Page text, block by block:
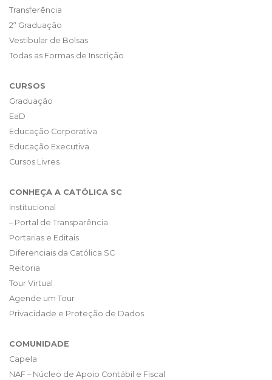
Transferência
2ª Graduação
Vestibular de Bolsas
Todas as Formas de Inscrição
CURSOS
Graduação
EaD
Educação Corporativa
Educação Executiva
Cursos Livres
CONHEÇA A CATÓLICA SC
Institucional
– Portal de Transparência
Portarias e Editais
Diferenciais da Católica SC
Reitoria
Tour Virtual
Agende um Tour
Privacidade e Proteção de Dados
COMUNIDADE
Capela
NAF – Núcleo de Apoio Contábil e Fiscal